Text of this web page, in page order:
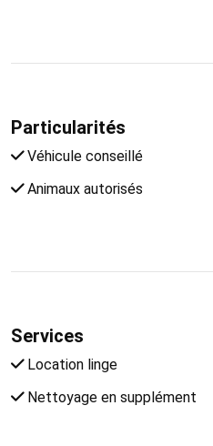
Particularités
Véhicule conseillé
Animaux autorisés
Services
Location linge
Nettoyage en supplément